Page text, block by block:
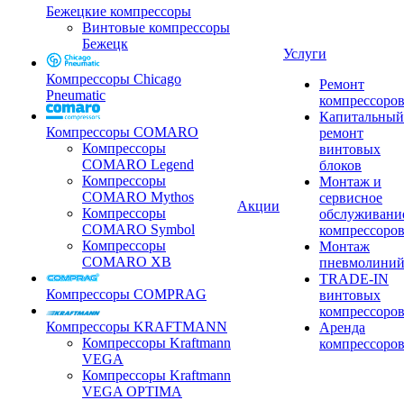
Бежецкие компрессоры
Винтовые компрессоры
Бежецк
Компрессоры Chicago
Pneumatic
Компрессоры COMARO
Компрессоры
COMARO Legend
Компрессоры
COMARO Mythos
Компрессоры
COMARO Symbol
Компрессоры
COMARO XB
Компрессоры COMPRAG
Компрессоры KRAFTMANN
Компрессоры Kraftmann
VEGA
Компрессоры Kraftmann
VEGA OPTIMA
Акции
Услуги
Ремонт
компрессоров
Капитальный
ремонт
винтовых
блоков
Монтаж и
сервисное
компрессоров
Монтаж
пневмолиний
TRADE-IN
винтовых
компрессоров
Аренда
компрессоров